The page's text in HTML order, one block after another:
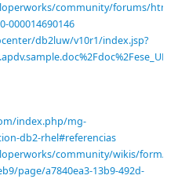
community/forums/html/
000014690146
db2luw/v10r1/index.jsp?
index.php/mg-
db2-rhel#referencias
community/wikis/form/
page/a7840ea3-13b9-492d-